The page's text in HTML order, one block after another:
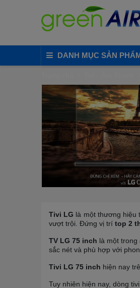
DANH MỤC SẢN
Tivi LG là một thương hiệu
vượt trội. Đứng vị trí top 2
TV LG 75 inch là một
sắc nét và phù hợp với
Tivi LG 75 inch hiện nay
Tuy nhiên hiện nay, dòng